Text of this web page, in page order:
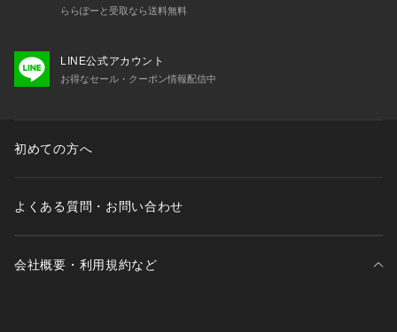
ららぽーと受取なら送料無料
LINE公式アカウント
お得なセール・クーポン情報配信中
初めての方へ
よくある質問・お問い合わせ
会社概要・利用規約など